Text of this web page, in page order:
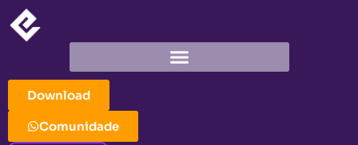
Download
Comunidade